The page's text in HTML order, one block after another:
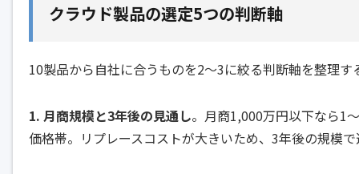
クラウド製品の選定5つの判断軸
10製品から自社に合うものを2〜3に絞る判断軸を整理す
1. 月商規模と3年後の見通し。月商1,000万円以下なら1
価格帯。リプレースコストが大きいため、3年後の規模